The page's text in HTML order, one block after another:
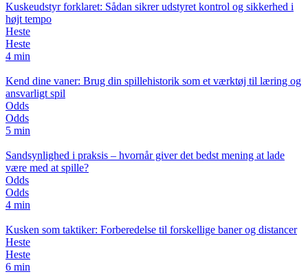
Kuskeudstyr forklaret: Sådan sikrer udstyret kontrol og sikkerhed i
højt tempo
Heste
Heste
4 min
Kend dine vaner: Brug din spillehistorik som et værktøj til læring og
ansvarligt spil
Odds
Odds
5 min
Sandsynlighed i praksis – hvornår giver det bedst mening at lade
være med at spille?
Odds
Odds
4 min
Kusken som taktiker: Forberedelse til forskellige baner og distancer
Heste
Heste
6 min